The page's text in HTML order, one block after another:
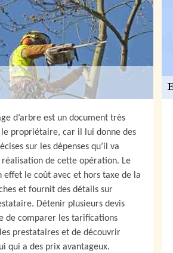
d’arbre est un document très
propriétaire, car il lui donne des
sur les dépenses qu’il va
de cette opération. Le
effet le coût avec et hors taxe de la
et fournit des détails sur
Détenir plusieurs devis
de comparer les tarifications
prestataires et de découvrir
qui a des prix avantageux.